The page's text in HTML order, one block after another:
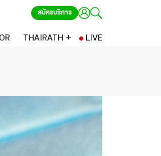
สมัครบริการ
THAIRATH + LIVE